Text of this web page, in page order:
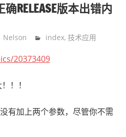
确RELEASE版本出错内
Nelson index,技术应用
20373409
！！
有加上两个参数，尽管你不需